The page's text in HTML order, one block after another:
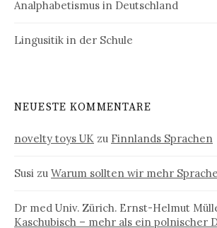
Analphabetismus in Deutschland
Lingusitik in der Schule
NEUESTE KOMMENTARE
novelty toys UK zu Finnlands Sprachen
Susi zu Warum sollten wir mehr
Dr med Univ. Zürich. Ernst-Helmut
Kaschubisch – mehr als ein polnischer